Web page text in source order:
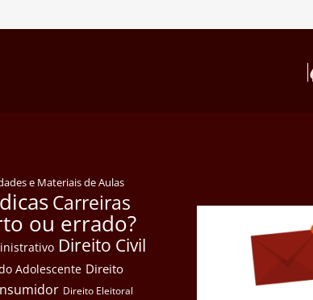
e Materiais de Aulas
Carreiras
ou errado?
Direito Civil
Adolescente Direito
Direito Eleitoral